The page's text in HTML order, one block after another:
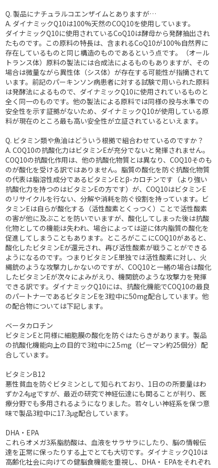
Q. 製品にナチュラルコエンザイムとありますが…
A. ダイナミックQ10は100%天然のCOQ10を使用しています。
ダイナミックQ10に使用されているCoQ10は酵母から発酵抽出され
たものです。この原料の特長は、含まれるCoQ10が100%自然界に
存在しているものと同じ構造のものであるという点です。（オール
トランス体）原料の製法には合成法によるものもありますが、その
場合は微量ながら異性体（シス体）が存在する可能性が指摘されて
います。前記のパーキンソン病患者に対する試験で用いられた原料
は発酵法によるもので、ダイナミックQ10に使用されているものと
全く同一のものです。他の製法による原料では同様の投与水準での
安全性を示す証拠がないため、ダイナミックQ10が使用している原
料が現在のところ最も高い安全性が立証されているといえます。
Q. ビタミン類や魚油はどういう根拠で組合わせているのですか？
A.COQ10の抗酸化力はビタミンEが充分でないと発揮されません。
COQ10の抗酸化作用は、他の抗酸化物質とは異なり、COQ10そのも
のが酸化を受ける訳ではありません。脂質の酸化を防ぐ抗酸化物質
の代表は脂溶性成分であるビタミンEとβ-カロチンです（より強い
抗酸化力を持つのはビタミンEの方です）が、COQ10はビタミンE
のリサイクルを行ない、分解や消耗を防ぐ役割を持っています。ビ
タミンEは自らが酸化する（活性酸素とくっつく）ことで活性酸素
の害が他に及ぶことを防いでいますが、酸化してしまった後は抗酸
化物としての機能は失われ、場合によっては逆に体内脂質の酸化を
促進してしまうこともあります。ところがここにCOQ10があると、
酸化したビタミンEが還元され、再び活性酸素が戦うことができる
ようになるのです。つまりビタミンE単独では活性酸素に対し、火
縄銃のような攻撃力しかないのですが、COQ10と一緒の場合は酸化
したビタミンEが次々によみがえり、機関銃のような攻撃力を発揮
できる訳です。ダイナミックQ10には、抗酸化機能でCOQ10の最良
のパートナーであるビタミンEを3粒中に50mg配合しています。他
の配合物については下記します。
ベータカロチン
ビタミンEと同様に細胞膜の酸化を防ぐはたらきがあります。製品
の抗酸化機能向上の目的で3粒中に2.5mg（ピーマン約25個分）配
合しています。
ビタミンB12
悪性貧血を防ぐビタミンとして知られており、1日のの所要量はわ
ずか2.4μgですが、最近の研究で神経伝達にも関ることが判り、医
療分野でも多用されるようになりました。若々しい神経系を保つ意
味で製品3粒中に17.3μg配合しています。
DHA・EPA
これらオメガ3系脂肪酸は、血液をサラサラにしたり、脳の情報伝
達を正常に保ったりする上でとても大切です。ダイナミックQ10は
高齢化社会に向けての健脳食機能を重視し、DHA・ EPAをそれぞれ